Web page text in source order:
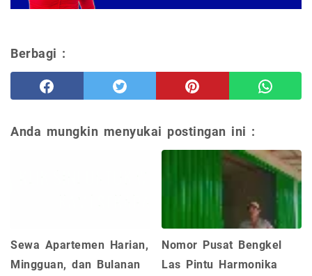
Berbagi :
Anda mungkin menyukai postingan ini :
Sewa Apartemen Harian,
Mingguan, dan Bulanan
Nomor Pusat Bengkel
Las Pintu Harmonika